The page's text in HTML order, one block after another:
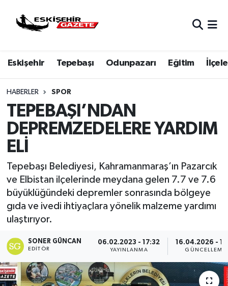
Eskişehir Tepebaşı Odunpazarı Eğitim
HABERLER SPOR
TEPEBAŞI’NDAN
DEPREMZEDELERE YARDIM
ELİ
Tepebaşı Belediyesi, Kahramanmaraş’ın Pazarcık
ve Elbistan ilçelerinde meydana gelen 7.7 ve 7.6
büyüklüğündeki depremler sonrasında bölgeye
gıda ve ivedi ihtiyaçlara yönelik malzeme yardımı
ulaştırıyor.
SONER GÜNCAN
EDITÖR
06.02.2023 - 17:32
YAYINLANMA
16.04.2026 -
GÜNCELLEME
Hava Durumu
Eskişehir Namaz Vakitleri
Trafik Durumu
Süper Lig Puan Durumu ve Fikstür
Tüm Manşetler
Son Dakika Haberleri
Haber Arşivi